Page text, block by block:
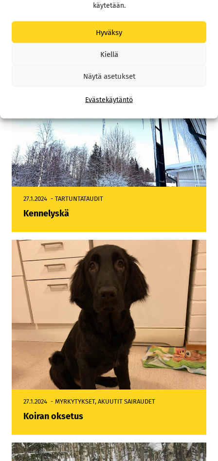
käytetään.
Hyväksy
Kiellä
Näytä asetukset
Evästekäytäntö
27.1.2024 TARTUNTATAUDIT
Kennelyskä
27.1.2024 MYRKYTYKSET, AKUUTIT SAIRAUDET
Koiran oksetus